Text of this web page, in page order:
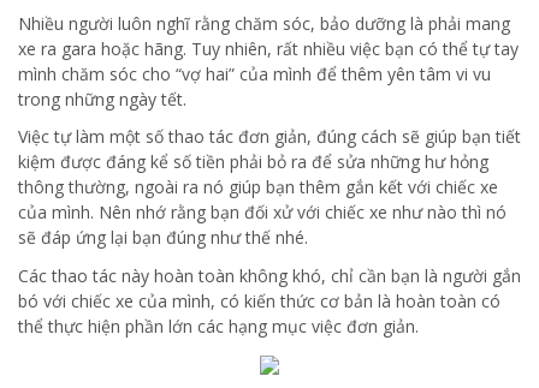
Nhiều người luôn nghĩ rằng chăm sóc, bảo dưỡng là phải mang
xe ra gara hoặc hãng. Tuy nhiên, rất nhiều việc bạn có thể tự tay
mình chăm sóc cho “vợ hai” của mình để thêm yên tâm vi vu
trong những ngày tết.
Việc tự làm một số thao tác đơn giản, đúng cách sẽ giúp bạn tiết
kiệm được đáng kể số tiền phải bỏ ra để sửa những hư hỏng
thông thường, ngoài ra nó giúp bạn thêm gắn kết với chiếc xe
của mình. Nên nhớ rằng bạn đối xử với chiếc xe như nào thì nó
sẽ đáp ứng lại bạn đúng như thế nhé.
Các thao tác này hoàn toàn không khó, chỉ cần bạn là người gắn
bó với chiếc xe của mình, có kiến thức cơ bản là hoàn toàn có
thể thực hiện phần lớn các hạng mục việc đơn giản.